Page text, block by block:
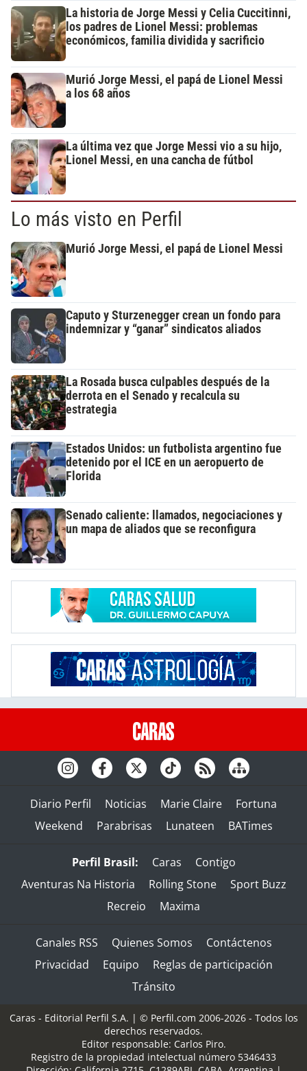
La historia de Jorge Messi y Celia Cuccitinni,
los padres de Lionel Messi: problemas
económicos, familia dividida y sacrificio
Murió Jorge Messi, el papá de Lionel Messi
a los 68 años
La última vez que Jorge Messi vio a su hijo,
Lionel Messi, en una cancha de fútbol
Lo más visto en Perfil
Murió Jorge Messi, el papá de Lionel Messi
Caputo y Sturzenegger crean un fondo para
indemnizar y “ganar” sindicatos aliados
La Rosada busca culpables después de la
derrota en el Senado y recalcula su
estrategia
Estados Unidos: un futbolista argentino fue
detenido por el ICE en un aeropuerto de
Florida
Senado caliente: llamados, negociaciones y
un mapa de aliados que se reconfigura
Diario Perfil Noticias Marie Claire
Fortuna
Weekend
Parabrisas Lunateen BATimes
Perfil Brasil: Caras
Contigo
Aventuras Na Historia
Rolling Stone
Sport Buzz
Recreio
Maxima
Canales RSS Quienes Somos
Contáctenos
Privacidad
Equipo
Reglas de participación
Tránsito
Caras - Editorial Perfil S.A. | © Perfil.com 2006-2026 - Todos los
derechos reservados.
Editor responsable: Carlos Piro.
Registro de la propiedad intelectual número 5346433